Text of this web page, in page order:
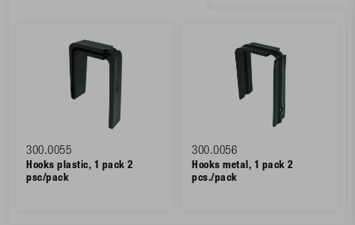
300.0055
Hooks plastic, 1 pack 2
psc/pack
300.0056
Hooks metal, 1 pack 2
pcs./pack